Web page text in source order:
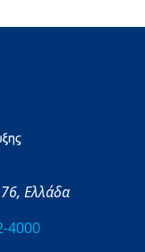
Ελλάδα
4000